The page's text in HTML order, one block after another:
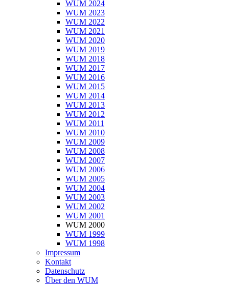
WUM 2024
WUM 2023
WUM 2022
WUM 2021
WUM 2020
WUM 2019
WUM 2018
WUM 2017
WUM 2016
WUM 2015
WUM 2014
WUM 2013
WUM 2012
WUM 2011
WUM 2010
WUM 2009
WUM 2008
WUM 2007
WUM 2006
WUM 2005
WUM 2004
WUM 2003
WUM 2002
WUM 2001
WUM 2000
WUM 1999
WUM 1998
Impressum
Kontakt
Datenschutz
Über den WUM